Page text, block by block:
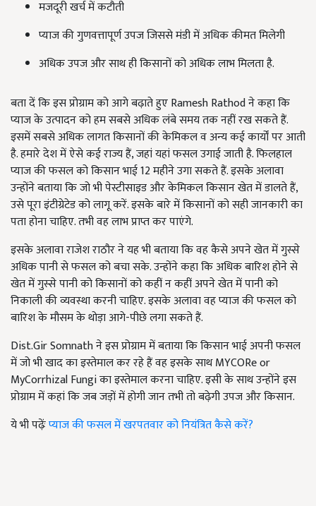
मजदूरी खर्च में कटौती
प्याज की गुणवत्तापूर्ण उपज जिससे मंडी में अधिक कीमत मिलेगी
अधिक उपज और साथ ही किसानों को अधिक लाभ मिलता है.
बता दें कि इस प्रोग्राम को आगे बढ़ाते हुए Ramesh Rathod ने कहा कि
प्याज के उत्पादन को हम सबसे अधिक लंबे समय तक नहीं रख सकते हैं.
इसमें सबसे अधिक लागत किसानों की केमिकल व अन्य कई कार्यों पर आती
है. हमारे देश में ऐसे कई राज्य हैं, जहां यहां फसल उगाई जाती है. फिलहाल
प्याज की फसल को किसान भाई 12 महीने उगा सकते हैं. इसके अलावा
उन्होंने बताया कि जो भी पेस्टीसाइड और केमिकल किसान खेत में डालते हैं,
उसे पूरा इंटीग्रेटेड को लागू करें. इसके बारे में किसानों को सही जानकारी का
पता होना चाहिए. तभी वह लाभ प्राप्त कर पाएंगे.
इसके अलावा राजेश राठौर ने यह भी बताया कि वह कैसे अपने खेत में गुस्से
अधिक पानी से फसल को बचा सके. उन्होंने कहा कि अधिक बारिश होने से
खेत में गुस्से पानी को किसानों को कहीं न कहीं अपने खेत में पानी को
निकाली की व्यवस्था करनी चाहिए. इसके अलावा वह प्याज की फसल को
बारिश के मौसम के थोड़ा आगे-पीछे लगा सकते हैं.
Dist.Gir Somnath ने इस प्रोग्राम में बताया कि किसान भाई अपनी फसल
में जो भी खाद का इस्तेमाल कर रहे हैं वह इसके साथ MYCORe or
MyCorrhizal Fungi का इस्तेमाल करना चाहिए. इसी के साथ उन्होंने इस
प्रोग्राम में कहां कि जब जड़ों में होगी जान तभी तो बढ़ेगी उपज और किसान.
ये भी पढ़ेंःप्याज की फसल में खरपतवार को नियंत्रित कैसे करें?